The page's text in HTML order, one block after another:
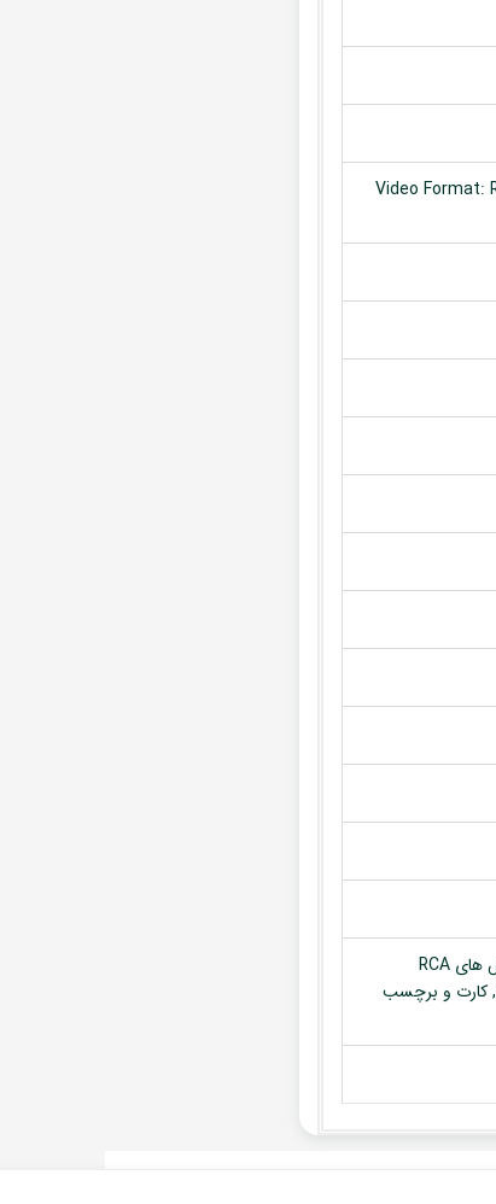
Video Format:
مانیتور, قاب مربوطه, آنتن GPS, سوکت برق فابریک دستگاه, کابل دسته فیش های RCA
(ورودی و خروجی ها), کابل USB, کابل ورودی تصویر, میکروفون, آنتن WiFi, کارت و برچسب